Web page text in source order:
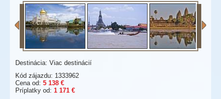
Destinácia: Viac destinácií
Kód zájazdu: 1333962
Cena od: 5 138 €
Príplatky od: 1 171 €